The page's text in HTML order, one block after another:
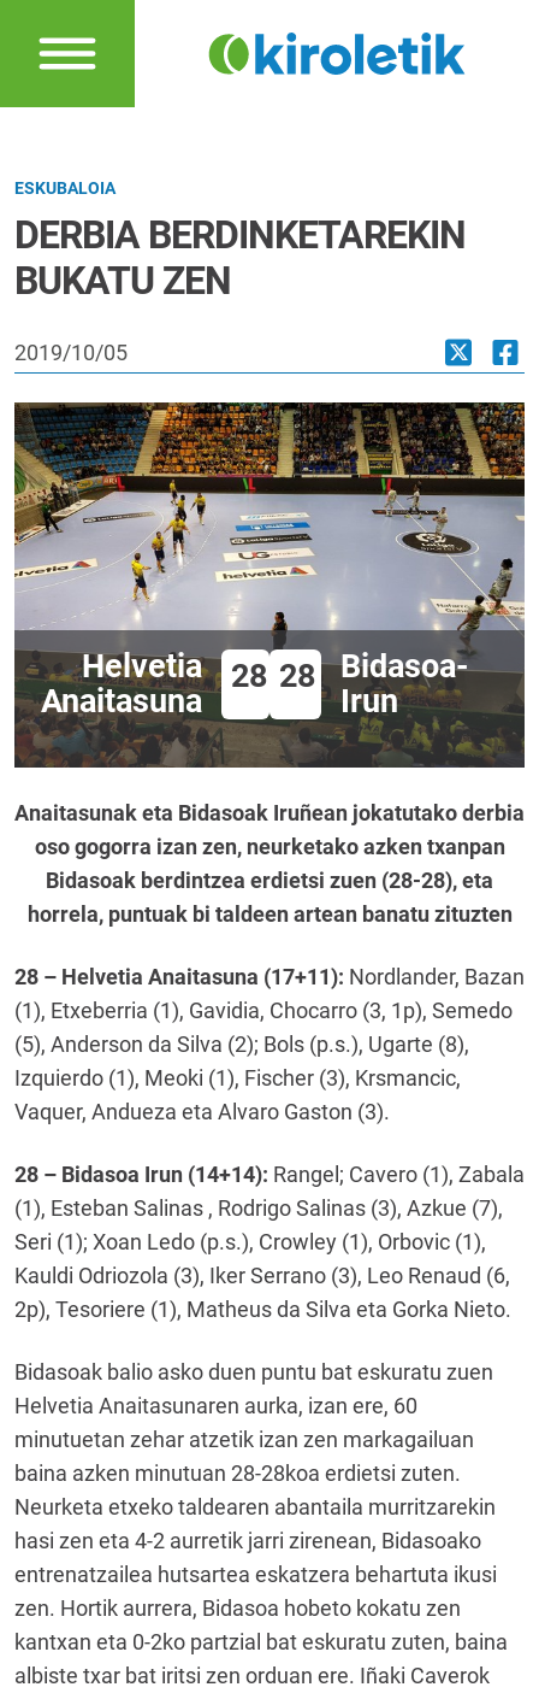
ESKUBALOIA
DERBIA BERDINKETAREKIN
BUKATU ZEN
2019/10/05
Helvetia
Anaitasuna
28 28
Bidasoa-
Irun
Anaitasunak eta Bidasoak Iruñean jokatutako derbia
oso gogorra izan zen, neurketako azken txanpan
Bidasoak berdintzea erdietsi zuen (28-28), eta
horrela, puntuak bi taldeen artean banatu zituzten
28 – Helvetia Anaitasuna (17+11): Nordlander, Bazan
(1), Etxeberria (1), Gavidia, Chocarro (3, 1p), Semedo
(5), Anderson da Silva (2); Bols (p.s.), Ugarte (8),
Izquierdo (1), Meoki (1), Fischer (3), Krsmancic,
Vaquer, Andueza eta Alvaro Gaston (3).
28 – Bidasoa Irun (14+14): Rangel; Cavero (1), Zabala
(1), Esteban Salinas , Rodrigo Salinas (3), Azkue (7),
Seri (1); Xoan Ledo (p.s.), Crowley (1), Orbovic (1),
Kauldi Odriozola (3), Iker Serrano (3), Leo Renaud (6,
2p), Tesoriere (1), Matheus da Silva eta Gorka Nieto.
Bidasoak balio asko duen puntu bat eskuratu zuen
Helvetia Anaitasunaren aurka, izan ere, 60
minutuetan zehar atzetik izan zen markagailuan
baina azken minutuan 28-28koa erdietsi zuten.
Neurketa etxeko taldearen abantaila murritzarekin
hasi zen eta 4-2 aurretik jarri zirenean, Bidasoako
entrenatzailea hutsartea eskatzera behartuta ikusi
zen. Hortik aurrera, Bidasoa hobeto kokatu zen
kantxan eta 0-2ko partzial bat eskuratu zuten, baina
albiste txar bat iritsi zen orduan ere. Iñaki Caverok